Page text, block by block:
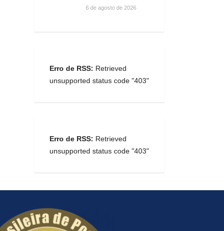
6 de agosto de 2026
Erro de RSS: Retrieved
unsupported status code "403"
Erro de RSS: Retrieved
unsupported status code "403"